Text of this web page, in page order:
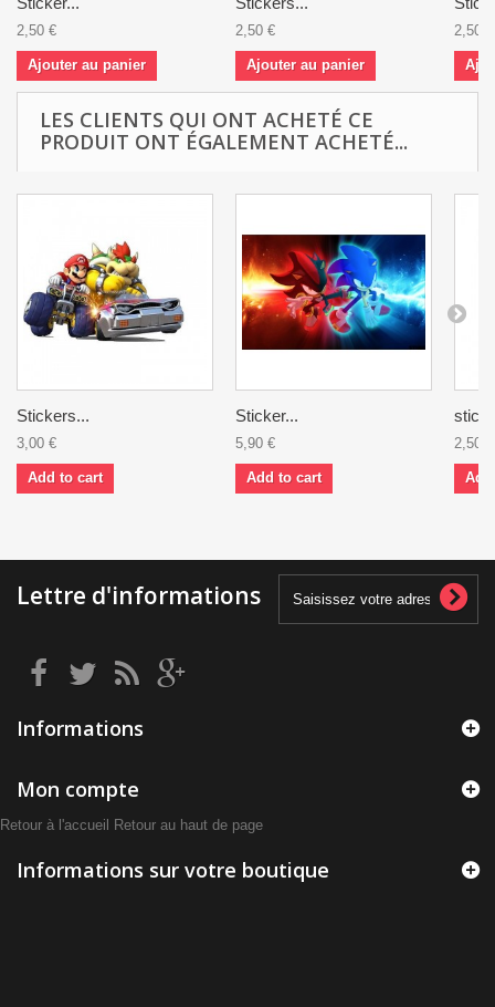
2,50 €
Ajouter au panier
2,50 €
Ajouter au panier
2,50 €
LES CLIENTS QUI ONT ACHETÉ CE
PRODUIT ONT ÉGALEMENT ACHETÉ...
Stickers...
3,00 €
Add to cart
Sticker...
5,90 €
Add to cart
2,50 €
Lettre d'informations
Informations
Mon compte
Retour à l'accueil Retour au haut de page
Informations sur votre boutique